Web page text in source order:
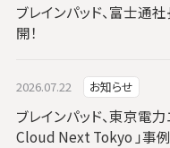
ブレインパッド、富士通
開！
2026.07.22 お知らせ
ブレインパッド、東京電
Cloud Next Tokyo 」事